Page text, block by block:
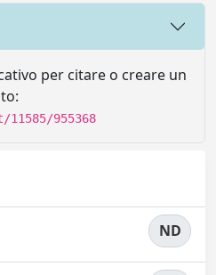
per citare o creare un
955368
ND